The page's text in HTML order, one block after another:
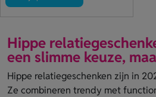
Hippe
een slimme keuze,
Hippe relatiegeschenken zijn in
Ze combineren trendy met